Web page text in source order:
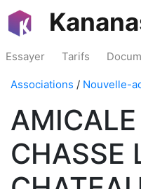
Essayer Tarifs
Associations / Nouvelle-
AMICALE
CHASSE